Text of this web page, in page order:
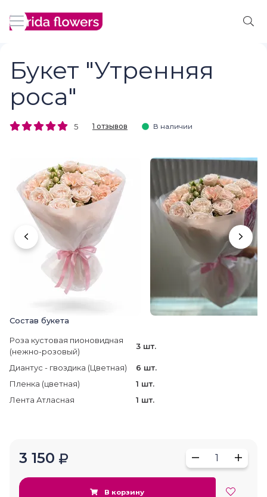
Букет "Утренняя
роса"
5 1 отзывов В наличии
Состав букета
Роза кустовая пионовидная
(нежно-розовый)
3 шт.
Диантус - гвоздика (Цветная)
6 шт.
Пленка (цветная)
1 шт.
Лента Атласная
1 шт.
3 150 1
В корзину